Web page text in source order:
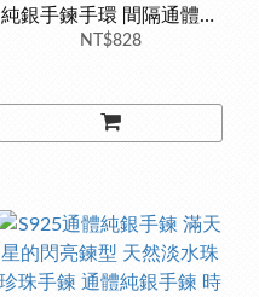
純銀手鍊手環 間隔通體純
銀外包金的金珠 天然珍珠
NT$828